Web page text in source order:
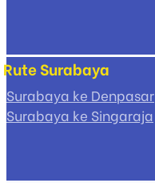
Rute Surabaya
Surabaya ke Denpasar
Surabaya ke Singaraja